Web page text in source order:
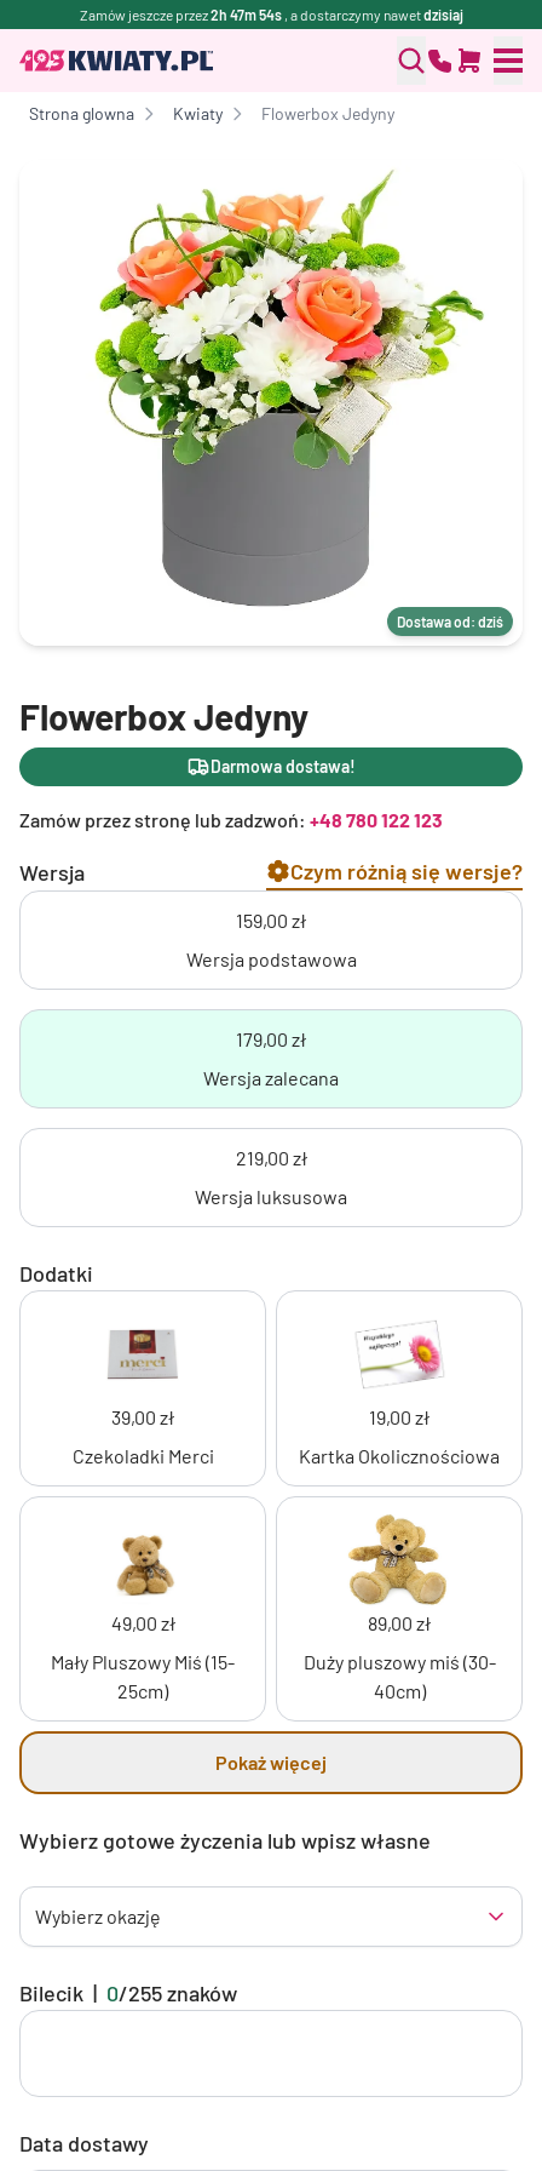
Zamów jeszcze przez2h 47m 54s , a dostarczymy nawetdzisiaj
Strona glowna Kwiaty Flowerbox Jedyny
Dostawa od: dziś
Flowerbox Jedyny
Darmowa dostawa!
Zamów przez stronę lub zadzwoń: +48 780 122 123
Wersja Czym różnią się wersje?
159,00 zł
Wersja podstawowa
179,00 zł
Wersja zalecana
219,00 zł
Wersja luksusowa
Dodatki
39,00 zł
Czekoladki Merci
19,00 zł
Kartka Okolicznościowa
49,00 zł
Mały Pluszowy Miś (15-
25cm)
89,00 zł
Duży pluszowy miś (30-
40cm)
Pokaż więcej
Wybierz gotowe życzenia lub wpisz własne
Wybierz okazję
Bilecik | 0/255znaków
Data dostawy